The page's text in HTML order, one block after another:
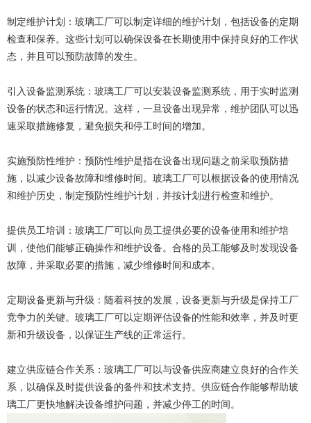
制定维护计划：玻璃工厂可以制定详细的维护计划，包括设备的定期
检查和保养。这些计划可以确保设备在长期使用中保持良好的工作状
态，并且可以预防故障的发生。
引入设备监测系统：玻璃工厂可以安装设备监测系统，用于实时监测
设备的状态和运行情况。这样，一旦设备出现异常，维护团队可以迅
速采取措施修复，避免损失和停工时间的增加。
实施预防性维护：预防性维护是指在设备出现问题之前采取预防措
施，以减少设备故障和维修时间。玻璃工厂可以根据设备的使用情况
和维护历史，制定预防性维护计划，并按计划进行检查和维护。
提供员工培训：玻璃工厂可以向员工提供必要的设备使用和维护培
训，使他们能够正确操作和维护设备。合格的员工能够及时发现设备
故障，并采取必要的措施，减少维修时间和成本。
定期设备更新与升级：随着科技的发展，设备更新与升级是保持工厂
竞争力的关键。玻璃工厂可以定期评估设备的性能和效率，并及时更
新和升级设备，以保证生产线的正常运行。
建立供应链合作关系：玻璃工厂可以与设备供应商建立良好的合作关
系，以确保及时提供设备的备件和技术支持。供应链合作能够帮助玻
璃工厂更快地解决设备维护问题，并减少停工的时间。